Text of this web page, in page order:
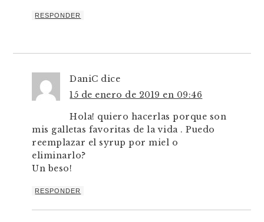
RESPONDER
DaniC dice
15 de enero de 2019 en 09:46
Hola! quiero hacerlas porque son
mis galletas favoritas de la vida . Puedo
reemplazar el syrup por miel o
eliminarlo?
Un beso!
RESPONDER